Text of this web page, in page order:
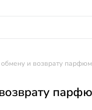
и возврату